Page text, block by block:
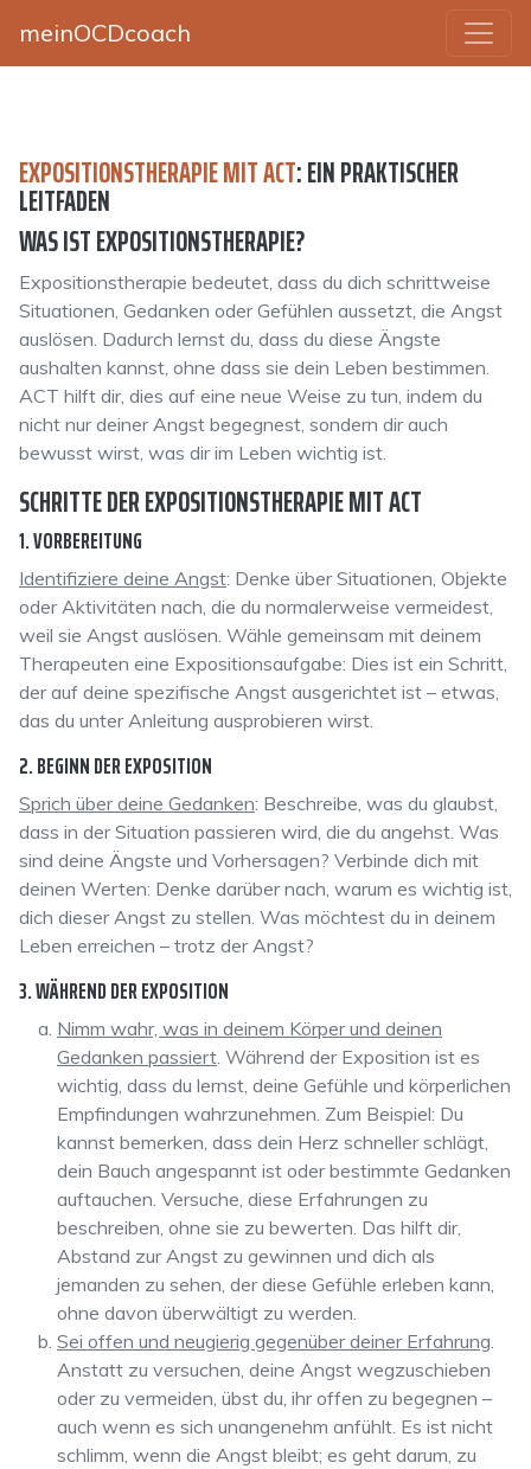
meinOCDcoach
EXPOSITIONSTHERAPIE MIT ACT: EIN PRAKTISCHER
LEITFADEN
WAS IST EXPOSITIONSTHERAPIE?
Expositionstherapie bedeutet, dass du dich schrittweise
Situationen, Gedanken oder Gefühlen aussetzt, die Angst
auslösen. Dadurch lernst du, dass du diese Ängste
aushalten kannst, ohne dass sie dein Leben bestimmen.
ACT hilft dir, dies auf eine neue Weise zu tun, indem du
nicht nur deiner Angst begegnest, sondern dir auch
bewusst wirst, was dir im Leben wichtig ist.
SCHRITTE DER EXPOSITIONSTHERAPIE MIT ACT
1. VORBEREITUNG
Identifiziere deine Angst: Denke über Situationen, Objekte
oder Aktivitäten nach, die du normalerweise vermeidest,
weil sie Angst auslösen. Wähle gemeinsam mit deinem
Therapeuten eine Expositionsaufgabe: Dies ist ein Schritt,
der auf deine spezifische Angst ausgerichtet ist – etwas,
das du unter Anleitung ausprobieren wirst.
2. BEGINN DER EXPOSITION
Sprich über deine Gedanken: Beschreibe, was du glaubst,
dass in der Situation passieren wird, die du angehst. Was
sind deine Ängste und Vorhersagen? Verbinde dich mit
deinen Werten: Denke darüber nach, warum es wichtig ist,
dich dieser Angst zu stellen. Was möchtest du in deinem
Leben erreichen – trotz der Angst?
3. WÄHREND DER EXPOSITION
Nimm wahr, was in deinem Körper und deinen
Gedanken passiert. Während der Exposition ist es
wichtig, dass du lernst, deine Gefühle und körperlichen
Empfindungen wahrzunehmen. Zum Beispiel: Du
kannst bemerken, dass dein Herz schneller schlägt,
dein Bauch angespannt ist oder bestimmte Gedanken
auftauchen. Versuche, diese Erfahrungen zu
beschreiben, ohne sie zu bewerten. Das hilft dir,
Abstand zur Angst zu gewinnen und dich als
jemanden zu sehen, der diese Gefühle erleben kann,
ohne davon überwältigt zu werden.
Sei offen und neugierig gegenüber deiner Erfahrung.
Anstatt zu versuchen, deine Angst wegzuschieben
oder zu vermeiden, übst du, ihr offen zu begegnen –
auch wenn es sich unangenehm anfühlt. Es ist nicht
schlimm, wenn die Angst bleibt; es geht darum, zu